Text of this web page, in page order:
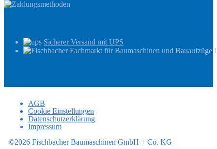
Sicherer Versand mit UPS
AGB
Cookie Einstellungen
Datenschutzerklärung
Impressum
©2026 Fischbacher Baumaschinen GmbH + Co. KG